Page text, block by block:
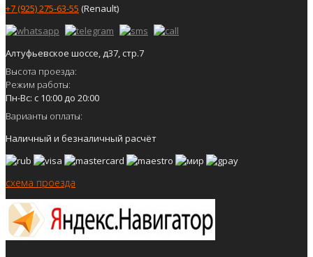
+7 (925) 275-63-55 (Renault)
Алтуфьевское шоссе, д37, стр.7
Высота проезда:
Режим работы:
Пн-Вс: с 10:00 до 20:00
Варианты оплаты:
Наличный и безналичный расчёт
схема проезда